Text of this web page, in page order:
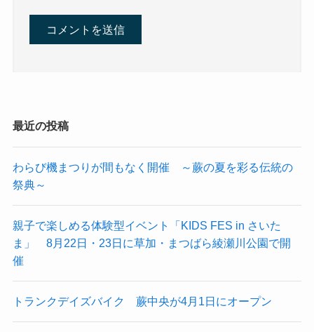
最近の投稿
わらび機まつりが間もなく開催 ～蕨の夏を彩る伝統の
祭典～
親子で楽しめる体験型イベント「KIDS FES in さいた
ま」 8月22日・23日に草加・まつばら綾瀬川公園で開
催
トランクデイズバイク 蕨中央が4月1日にオープン